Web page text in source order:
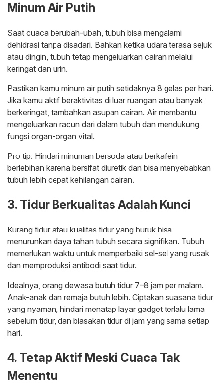
Minum Air Putih
Saat cuaca berubah-ubah, tubuh bisa mengalami
dehidrasi tanpa disadari. Bahkan ketika udara terasa sejuk
atau dingin, tubuh tetap mengeluarkan cairan melalui
keringat dan urin.
Pastikan kamu minum air putih setidaknya 8 gelas per hari.
Jika kamu aktif beraktivitas di luar ruangan atau banyak
berkeringat, tambahkan asupan cairan. Air membantu
mengeluarkan racun dari dalam tubuh dan mendukung
fungsi organ-organ vital.
Pro tip: Hindari minuman bersoda atau berkafein
berlebihan karena bersifat diuretik dan bisa menyebabkan
tubuh lebih cepat kehilangan cairan.
3. Tidur Berkualitas Adalah Kunci
Kurang tidur atau kualitas tidur yang buruk bisa
menurunkan daya tahan tubuh secara signifikan. Tubuh
memerlukan waktu untuk memperbaiki sel-sel yang rusak
dan memproduksi antibodi saat tidur.
Idealnya, orang dewasa butuh tidur 7–8 jam per malam.
Anak-anak dan remaja butuh lebih. Ciptakan suasana tidur
yang nyaman, hindari menatap layar gadget terlalu lama
sebelum tidur, dan biasakan tidur di jam yang sama setiap
hari.
4. Tetap Aktif Meski Cuaca Tak
Menentu